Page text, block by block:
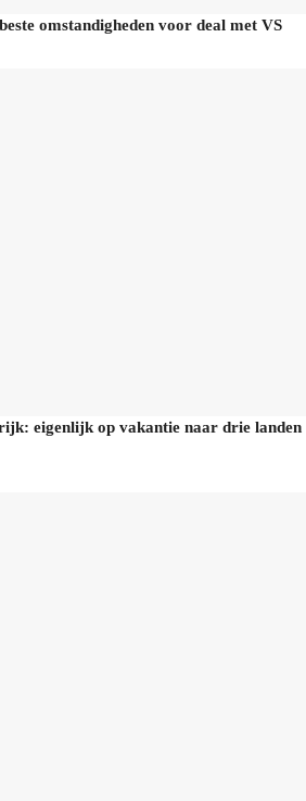
omstandigheden voor deal met VS
eigenlijk op vakantie naar drie landen